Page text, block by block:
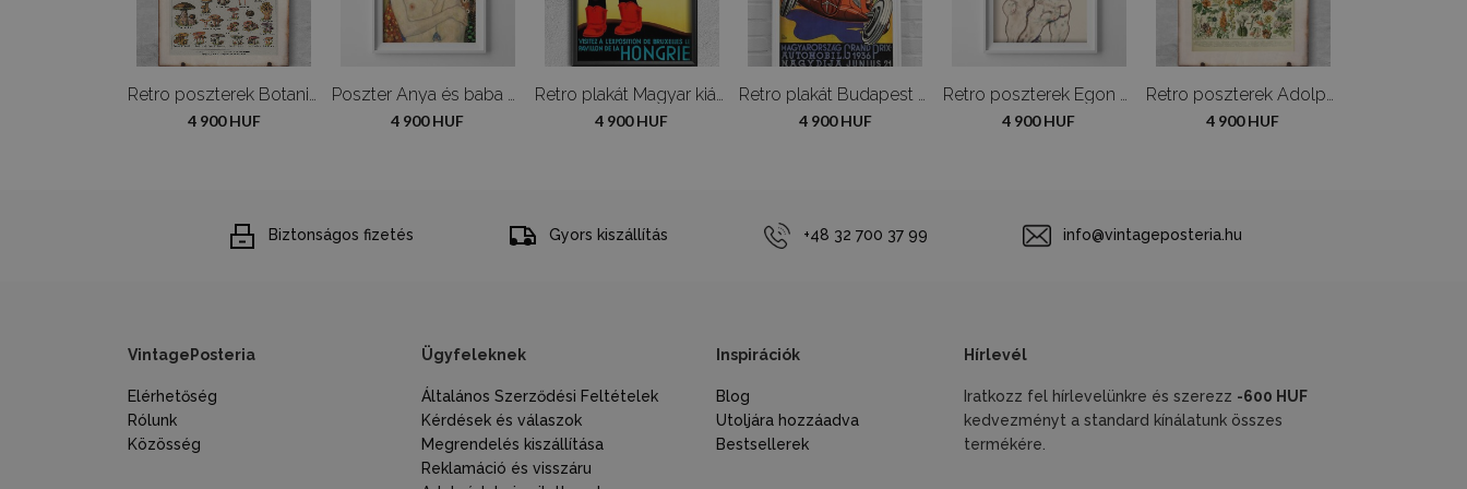
4 900 HUF 4 900 HUF 4 900 HUF 4 900 HUF 4 900 HUF 4 900 HUF
Biztonságos fizetés Gyors kiszállítás +48 32 700 37 99 info@vintageposteria.hu
VintagePosteria
Elérhetőség
Rólunk
Közösség
Ügyfeleknek
Általános Szerződési Feltételek
Kérdések és válaszok
Megrendelés kiszállítása
Reklamáció és visszáru
Inspirációk
Blog
Utoljára hozzáadva
Bestsellerek
Hírlevél
Iratkozz fel hírlevelünkre és szerezz -600 HUF
kedvezményt a standard kínálatunk összes
termékére.